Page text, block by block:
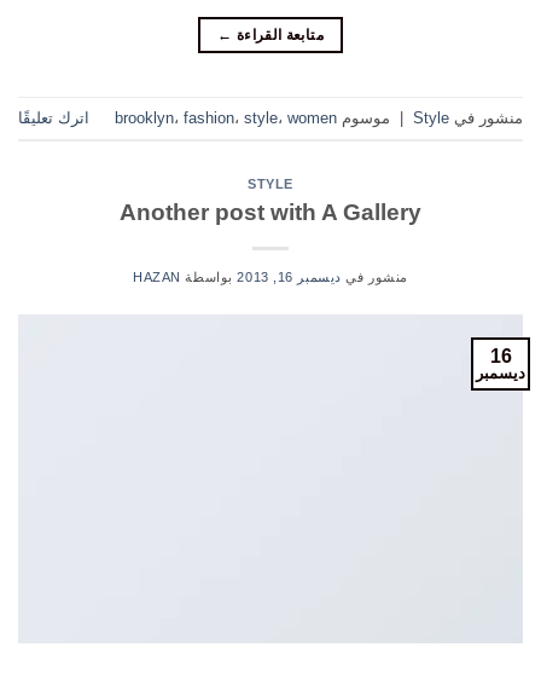
متابعة القراءة ←
منشور في Style
| موسوم brooklyn، fashion، style، women اترك تعليقًا
STYLE
Another post with A Gallery
منشور في ديسمبر 16, 2013 بواسطة HAZAN
16
ديسمبر